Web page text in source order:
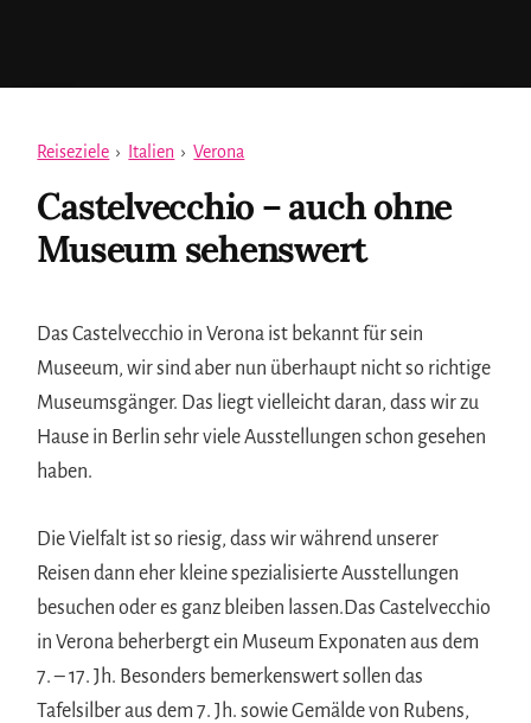
Reiseziele › Italien › Verona
Castelvecchio – auch ohne
Museum sehenswert
Das Castelvecchio in Verona ist bekannt für sein
Museeum, wir sind aber nun überhaupt nicht so richtige
Museumsgänger. Das liegt vielleicht daran, dass wir zu
Hause in Berlin sehr viele Ausstellungen schon gesehen
haben.
Die Vielfalt ist so riesig, dass wir während unserer
Reisen dann eher kleine spezialisierte Ausstellungen
besuchen oder es ganz bleiben lassen.Das Castelvecchio
in Verona beherbergt ein Museum Exponaten aus dem
7. – 17. Jh. Besonders bemerkenswert sollen das
Tafelsilber aus dem 7. Jh. sowie Gemälde von Rubens,